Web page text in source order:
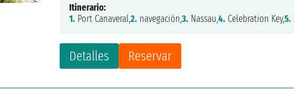
Detalles Reservar
Itinerario:
1. Port Canaveral,2. navegación,3. Nassau,4. Celebration Key,5.